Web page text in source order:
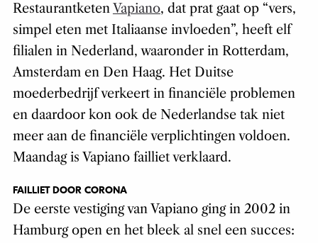
RestaurantketenVapiano, dat prat gaat op “vers,
simpel eten met Italiaanse invloeden”, heeft elf
filialen in Nederland, waaronder in Rotterdam,
Amsterdam en Den Haag. Het Duitse
moederbedrijf verkeert in financiële problemen
en daardoor kon ook de Nederlandse tak niet
meer aan de financiële verplichtingen voldoen.
Maandag is Vapiano failliet verklaard.
FAILLIET DOOR CORONA
De eerste vestiging van Vapiano ging in 2002 in
Hamburg open en het bleek al snel een succes: